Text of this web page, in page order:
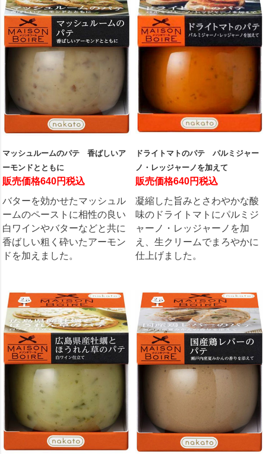
マッシュルームのパテ 香ばしいア
ーモンドとともに
販売価格640円税込
バターを効かせたマッシュル
ームのペーストに相性の良い
白ワインやバターなどと共に
香ばしい粗く砕いたアーモン
ドを加えました。
ドライトマトのパテ パルミジャー
ノ・レッジャーノを加えて
販売価格640円税込
凝縮した旨みとさわやかな酸
味のドライトマトにパルミジ
ャーノ・レッジャーノを加
え、生クリームでまろやかに
仕上げました。